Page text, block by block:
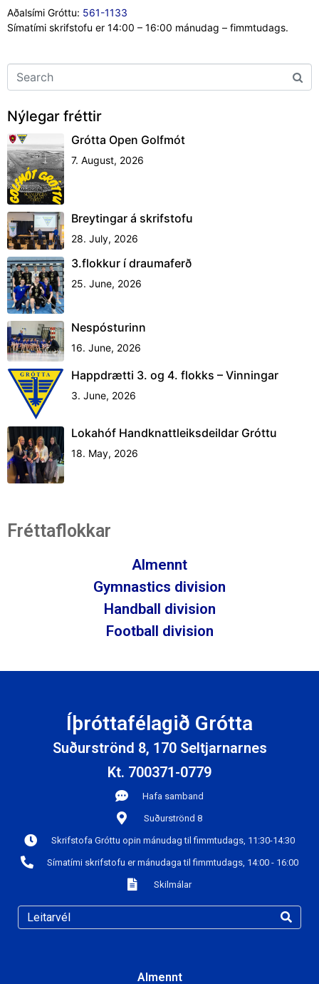
Aðalsími Gróttu: 561-1133
Símatími skrifstofu er 14:00 – 16:00 mánudag – fimmtudags.
Nýlegar fréttir
Grótta Open Golfmót
7. August, 2026
Breytingar á skrifstofu
28. July, 2026
3.flokkur í draumaferð
25. June, 2026
Nespósturinn
16. June, 2026
Happdrætti 3. og 4. flokks – Vinningar
3. June, 2026
Lokahóf Handknattleiksdeildar Gróttu
18. May, 2026
Fréttaflokkar
Almennt
Gymnastics division
Handball division
Football division
Íþróttafélagið Grótta
Suðurströnd 8, 170 Seltjarnarnes
Kt. 700371-0779
Hafa samband
Suðurströnd 8
Skrifstofa Gróttu opin mánudag til fimmtudags, 11:30-14:30
Símatími skrifstofu er mánudaga til fimmtudags, 14:00 - 16:00
Skilmálar
Almennt